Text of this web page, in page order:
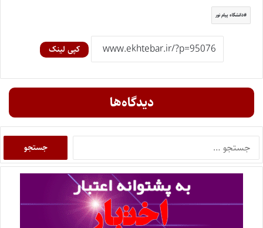
دانشگاه پیام نور
کپی لینک
دیدگاه‌ها